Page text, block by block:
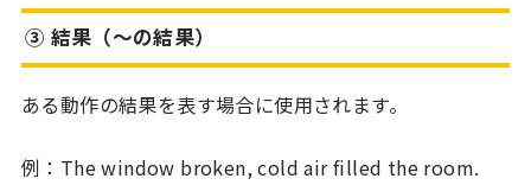
③ 結果（〜の結果）
ある動作の結果を表す場合に使用されます。
例：The window broken, cold air filled the room.